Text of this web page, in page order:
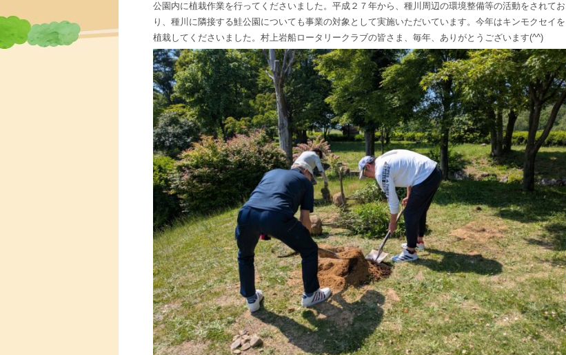
公園内に植栽作業を行ってくださいました。平成２７年から、種川周辺の環境整備等の活動をされてお
り、種川に隣接する鮭公園についても事業の対象として実施いただいています。今年はキンモクセイを
植栽してくださいました。村上岩船ロータリークラブの皆さま、毎年、ありがとうございます(^^)